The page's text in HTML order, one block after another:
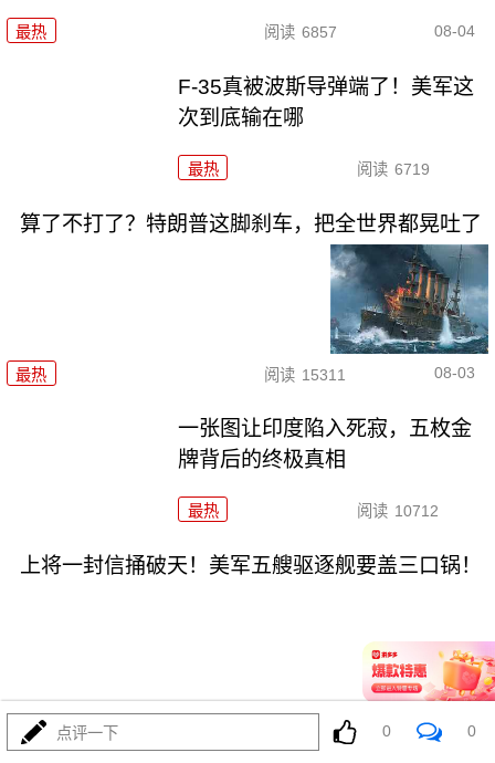
最热 阅读 6857 08-04
F-35真被波斯导弹端了！美军这
次到底输在哪
最热 阅读 6719
算了不打了？特朗普这脚刹车，把全世界都晃吐了
最热 阅读 15311 08-03
一张图让印度陷入死寂，五枚金
牌背后的终极真相
最热 阅读 10712
上将一封信捅破天！美军五艘驱逐舰要盖三口锅！
最热 阅读 7298
点评一下 0 0